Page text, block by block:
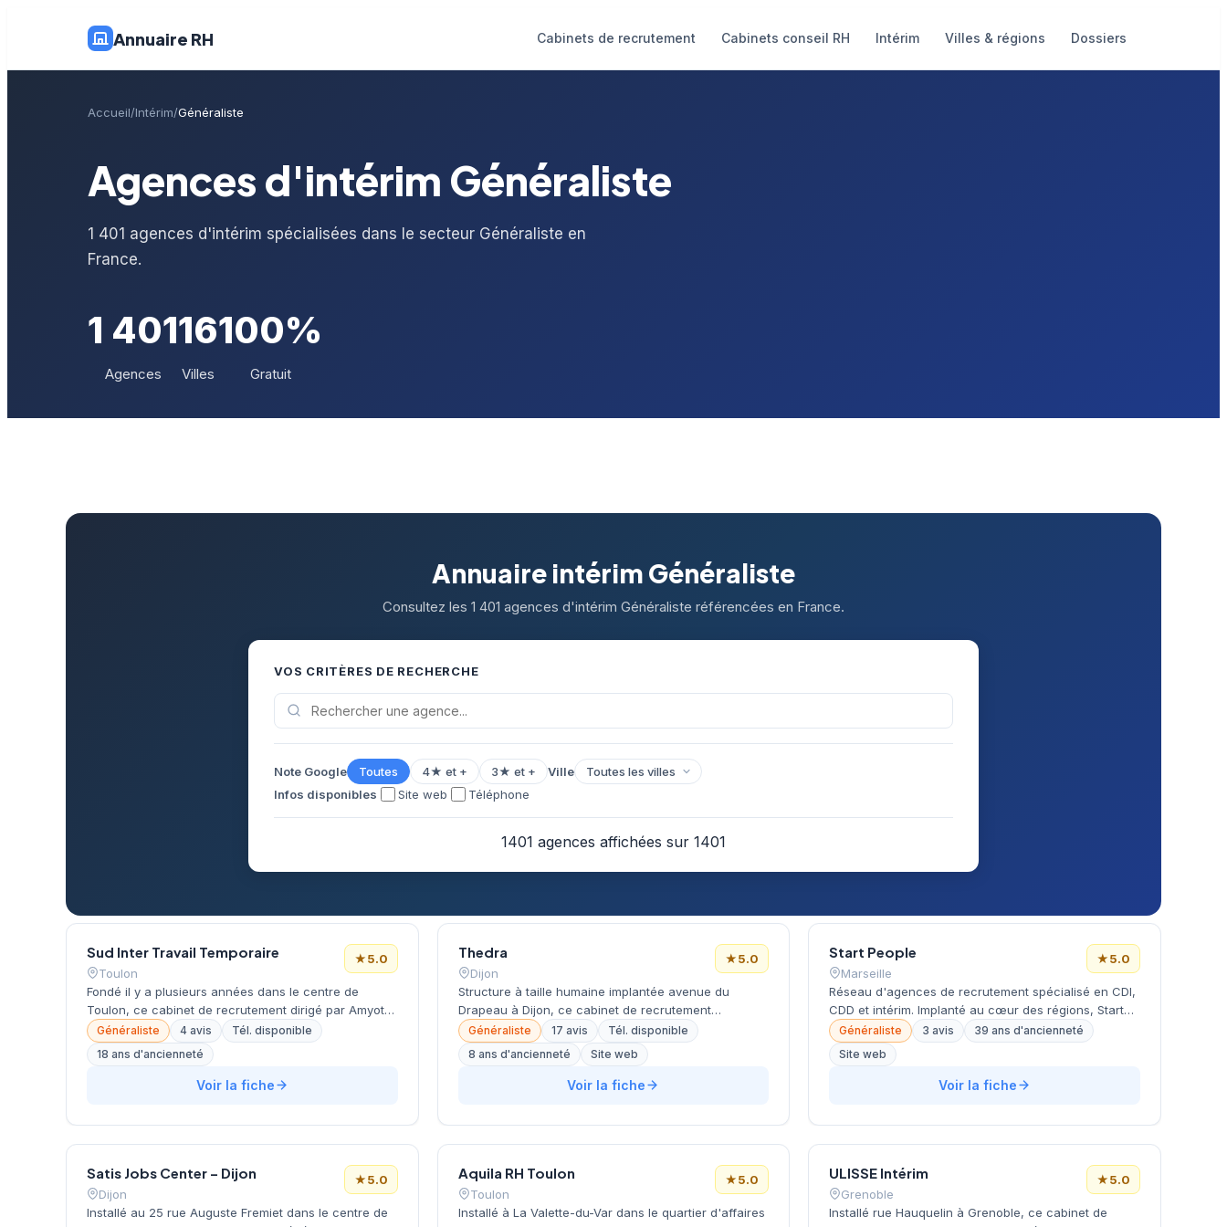
Annuaire RH Cabinets de recrutement Cabinets conseil RH Intérim Villes & régions Dossiers
Accueil Intérim Généraliste
Agences d'intérim Généraliste
1 401 agences d'intérim spécialisées dans le secteur Généraliste en
France.
1 401
Agences
16
Villes
100%
Gratuit
Annuaire intérim Généraliste
Consultez les 1 401 agences d'intérim Généraliste référencées en France.
VOS CRITÈRES DE RECHERCHE
Note Google Toutes 4★ et + 3★ et +
Ville
Infos disponibles
Site web Téléphone
1401 agences affichées sur 1401
Sud Inter Travail Temporaire
Toulon
★5.0
Fondé il y a plusieurs années dans le centre de
Toulon, ce cabinet de recrutement dirigé par Amyot
développe ses activités depuis son siège situé rue
Victor Clappier. La structure accompagne les
entreprises varoises dans leurs recherches de profils
qualifiés, en s'appuyant sur une connaissance
Généraliste 4 avis
Tél. disponible
18 ans d'ancienneté
Voir la fiche
Thedra
Dijon
★5.0
Structure à taille humaine implantée avenue du
Drapeau à Dijon, ce cabinet de recrutement
développe son activité de conseil en ressources
humaines dans la région bourguignonne. L'agence
bénéficie d'une excellente réputation locale avec
une note maximale de 5/5 étoiles sur Google,
recrutement.
Généraliste 17 avis
Tél. disponible
8 ans d'ancienneté
Site web
Voir la fiche
Start People
Marseille
★5.0
Réseau d'agences de recrutement spécialisé en CDI,
CDD et intérim. Implanté au cœur des régions, Start
People opère sur 1000 collaborateurs, 100 000 talents
et 16 000 entreprises clientes. Certifié Great Place To
Work. Propose 8138 offres d'emploi disponibles et met
l'accent sur la relation humaine et la durabilité des
Généraliste 3 avis
39 ans d'ancienneté
Site web
Voir la fiche
Satis Jobs Center – Dijon
Dijon
★5.0
Installé au 25 rue Auguste Fremiet dans le centre de
Aquila RH Toulon
Toulon
★5.0
Installé à La Valette-du-Var dans le quartier d'affaires
ULISSE Intérim
Grenoble
★5.0
Installé rue Hauquelin à Grenoble, ce cabinet de